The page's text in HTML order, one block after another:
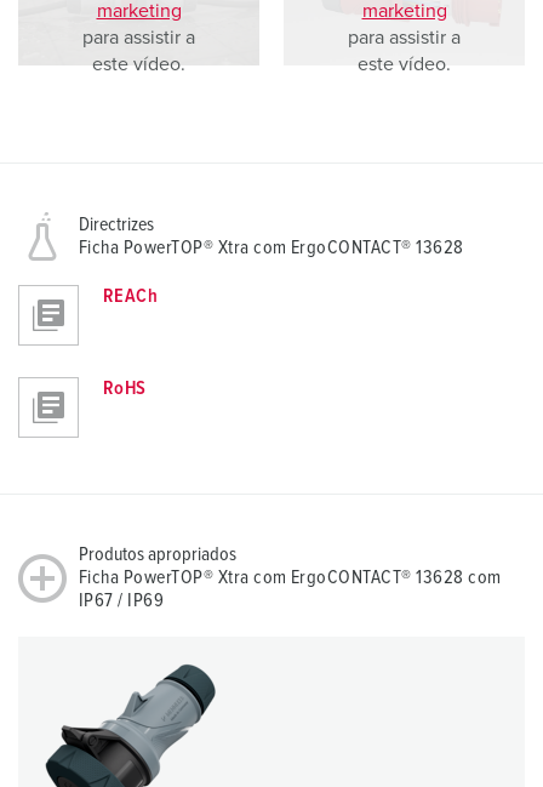
marketing
para assistir a
este vídeo.
marketing
para assistir a
este vídeo.
Directrizes
Ficha PowerTOP® Xtra com ErgoCONTACT® 13628
REACh
RoHS
Produtos apropriados
Ficha PowerTOP® Xtra com ErgoCONTACT® 13628 com
IP67 / IP69